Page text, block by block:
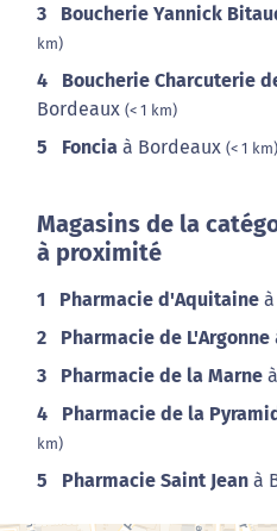
3 Boucherie Yannick
km)
4 Boucherie Charcuterie
Bordeaux (< 1 km)
5 Foncia à Bordeaux (< 1 km)
Magasins de la
à proximité
1 Pharmacie d'Aquitaine
2 Pharmacie de L'Argonne
3 Pharmacie de la Marne
4 Pharmacie de la
km)
5 Pharmacie Saint Jean à